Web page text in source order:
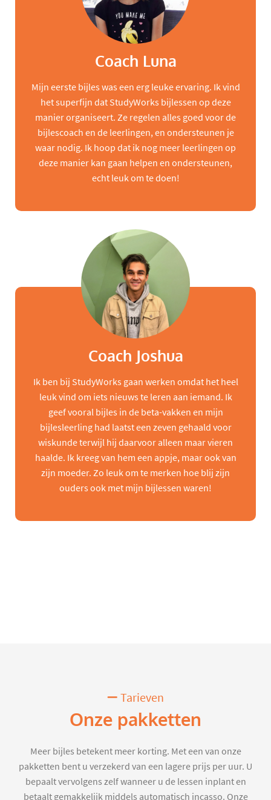
Coach Luna
Mijn eerste bijles was een erg leuke ervaring. Ik vind
het superfijn dat StudyWorks bijlessen op deze
manier organiseert. Ze regelen alles goed voor de
bijlescoach en de leerlingen, en ondersteunen je
waar nodig. Ik hoop dat ik nog meer leerlingen op
deze manier kan gaan helpen en ondersteunen,
echt leuk om te doen!
Coach Joshua
Ik ben bij StudyWorks gaan werken omdat het heel
leuk vind om iets nieuws te leren aan iemand. Ik
geef vooral bijles in de beta-vakken en mijn
bijlesleerling had laatst een zeven gehaald voor
wiskunde terwijl hij daarvoor alleen maar vieren
haalde. Ik kreeg van hem een appje, maar ook van
zijn moeder. Zo leuk om te merken hoe blij zijn
ouders ook met mijn bijlessen waren!
Tarieven
Onze pakketten
Meer bijles betekent meer korting. Met een van onze
pakketten bent u verzekerd van een lagere prijs per uur. U
bepaalt vervolgens zelf wanneer u de lessen inplant en
betaalt gemakkelijk middels automatisch incasso. Onze